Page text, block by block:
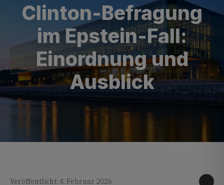
Clinton-Befragung
im Epstein-Fall:
Einordnung und
Ausblick
Veröffentlicht: 4. Februar 2026